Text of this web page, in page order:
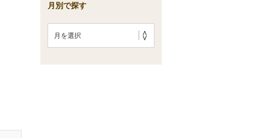
月別で探す